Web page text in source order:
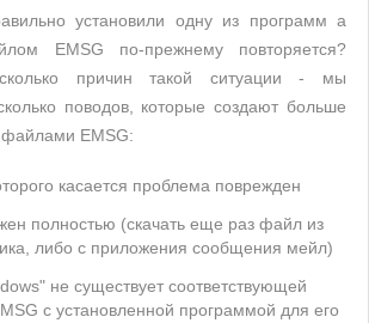
установили одну из программ а
EMSG по-прежнему повторяется?
причин такой ситуации - мы
поводов, которые создают больше
EMSG:
касается проблема поврежден
полностью (скачать еще раз файл из
либо с приложения сообщения мейл)
не существует соответствующей
с установленной программой для его